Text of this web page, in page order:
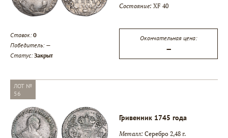
Состояние: XF 40
Ставок:0
Победитель: —
Статус:Закрыт
Окончательная цена:
—
ЛОТ №
56
Гривенник 1745 года
Металл: Серебро 2,48 г.